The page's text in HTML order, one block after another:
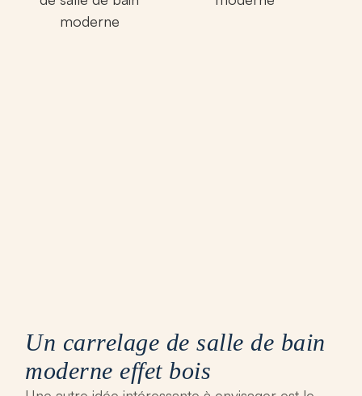
Un carrelage de salle de bain
moderne effet bois